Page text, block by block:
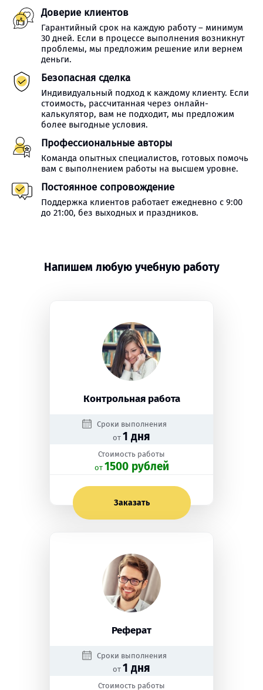
Доверие клиентов
Гарантийный срок на каждую работу – минимум
30 дней. Если в процессе выполнения возникнут
проблемы, мы предложим решение или вернем
деньги.
Безопасная сделка
Индивидуальный подход к каждому клиенту. Если
стоимость, рассчитанная через онлайн-
калькулятор, вам не подходит, мы предложим
более выгодные условия.
Профессиональные авторы
Команда опытных специалистов, готовых помочь
вам с выполнением работы на высшем уровне.
Постоянное сопровождение
Поддержка клиентов работает ежедневно с 9:00
до 21:00, без выходных и праздников.
Напишем любую учебную работу
Контрольная работа
Сроки выполнения
от 1 дня
Стоимость работы
oт 1500 рублей
Заказать
Реферат
Сроки выполнения
от 1 дня
Стоимость работы